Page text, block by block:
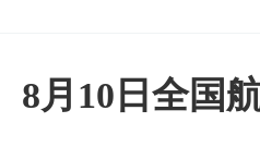
8月10日全国